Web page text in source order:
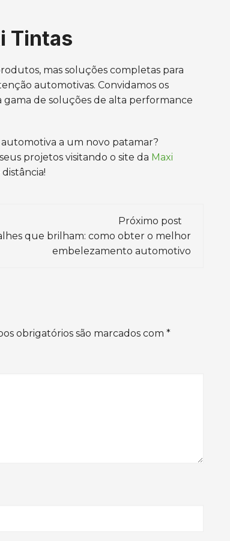
Tintas
mas soluções completas para
automotivas. Convidamos os
gama de soluções de alta performance
a um novo patamar?
projetos visitando o site da Maxi
Próximo post
que brilham: como obter o melhor
embelezamento automotivo
obrigatórios são marcados com *